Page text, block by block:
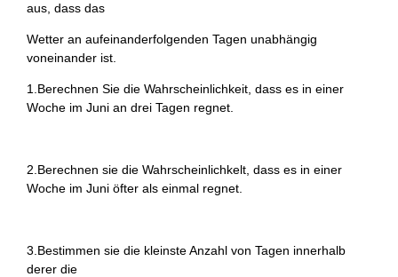
aus, dass das
Wetter an aufeinanderfolgenden Tagen unabhängig
voneinander ist.
1.Berechnen Sie die Wahrscheinlichkeit, dass es in einer
Woche im Juni an drei Tagen regnet.
2.Berechnen sie die Wahrscheinlichkelt, dass es in einer
Woche im Juni öfter als einmal regnet.
3.Bestimmen sie die kleinste Anzahl von Tagen innerhalb
derer die